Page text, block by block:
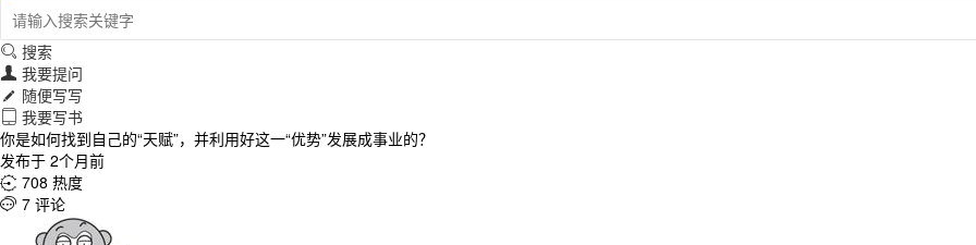
 搜索
 我要提问
 随便写写
 我要写书
你是如何找到自己的“天赋”，并利用好这一“优势”发展成事业的？
发布于 2个月前
 708 热度
 7 评论